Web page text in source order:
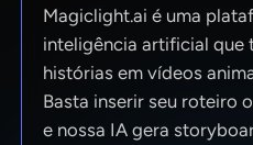
Magiclight.ai é uma
inteligência artificial que
histórias em vídeos
Basta inserir seu roteiro
e nossa IA gera